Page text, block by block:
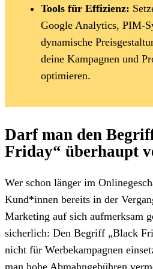
Tools für Effizienz:
Google Analytics, PIM-
dynamische
deine Kampagnen und
optimieren.
Darf man den
Friday“ überhaupt
Wer schon länger im
Kund*innen bereits in der
Marketing auf sich aufmerksam
sicherlich: Den Begriff „Black
nicht für Werbekampagnen
man hohe Abmahngebühren